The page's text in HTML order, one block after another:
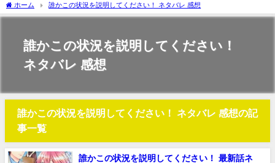
ホーム 誰かこの状況を説明してください！ ネタバレ 感想
誰かこの状況を説明してください！
ネタバレ 感想
誰かこの状況を説明してください！ ネタバレ 感想の記
事一覧
誰かこの状況を説明してください！ 最新話ネ